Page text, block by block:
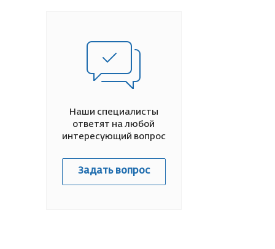
Наши специалисты
ответят на любой
интересующий вопрос
Задать вопрос